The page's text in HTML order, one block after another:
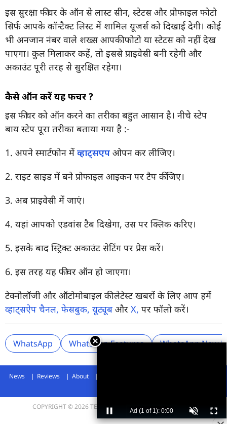
इस सुरक्षा फीचर के ऑन से लास्ट सीन, स्टेटस और प्रोफाइल फोटो
सिर्फ आपके कॉन्टैक्ट लिस्ट में शामिल यूजर्स को दिखाई देगी। कोई
भी अनजान नंबर वाले शख्स आपकी फोटो या स्टेटस को नहीं देख
पाएगा। कुल मिलाकर कहें, तो इससे प्राइवेसी बनी रहेगी और
अकाउंट पूरी तरह से सुरक्षित रहेगा।
कैसे ऑन करें यह फीचर ?
इस फीचर को ऑन करने का तरीका बहुत आसान है। नीचे स्टेप
बाय स्टेप पूरा तरीका बताया गया है :-
1. अपने स्मार्टफोन में व्हाट्सएप ओपन कर लीजिए।
2. राइट साइड में बने प्रोफाइल आइकन पर टैप कीजिए।
3. अब प्राइवेसी में जाएं।
4. यहां आपको एडवांस टैब दिखेगा, उस पर क्लिक करिए।
5. इसके बाद स्ट्रिक्ट अकाउंट सेटिंग पर प्रेस करें।
6. इस तरह यह फीचर ऑन हो जाएगा।
टेक्नोलॉजी और ऑटोमोबाइल की लेटेस्ट खबरों के लिए आप हमें
व्हाट्सऐप चैनल, फेसबुक, यूट्यूब और X, पर फॉलो करें।
WhatsApp WhatsApp Features WhatsApp New
News Reviews About
COPYRIGHT © 2026 TECHLUSIVE. ALL RIGHTS RESERVED.